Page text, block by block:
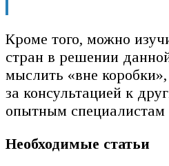
Кроме того, можно
стран в решении
мыслить «вне
за консультацией к
опытным специалистам
Необходимые статьи